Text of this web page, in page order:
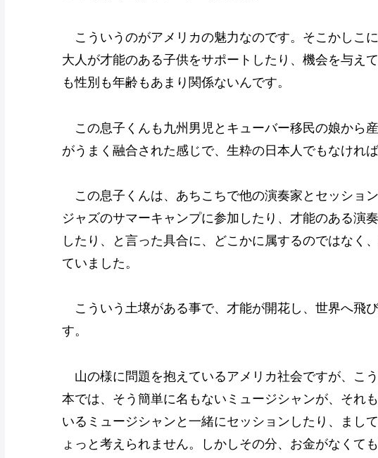
こういうのがアメリカの魅力なのです。そこかしこ
大人が才能のある子供をサポートしたり、機会を与え
も性別も年齢もあまり関係ないんです。
この息子くんも九州男児とキューバー移民の娘から
がうまく融合された感じで、生粋の日本人でもなけれ
この息子くんは、あちこちで他の演奏家とセッショ
ジャズのサマーキャンプに参加したり、才能のある演
したり、と言った具合に、どこかに属するのではなく
ていました。
こういう土壌がある事で、才能が開花し、世界へ飛
す。
山の様に問題を抱えているアメリカ社会ですが、こ
本では、そう簡単に名もないミュージシャンが、それ
いるミュージシャンと一緒にセッションしたり、まし
ょっと考えられません。しかしその分、お金がなくて